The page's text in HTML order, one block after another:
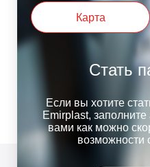
Карта
Стать
Если вы хотите
Emirplast,
вами как можно
возможности